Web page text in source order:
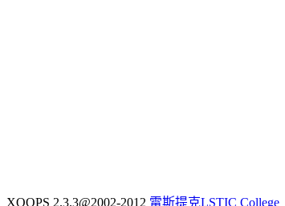
XOOPS 2.3.3@2002-2012 雷斯提克LSTIC College